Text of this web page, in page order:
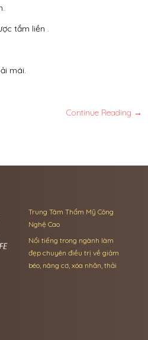
tắm liền .
mái.
Continue Reading →
Trung Tâm Thẩm Mỹ Công
Nghệ Cao
Nổi tiếng trong ngành làm
đẹp chuyên điều trị về giảm
béo, nâng cơ, xóa nhăn, thải